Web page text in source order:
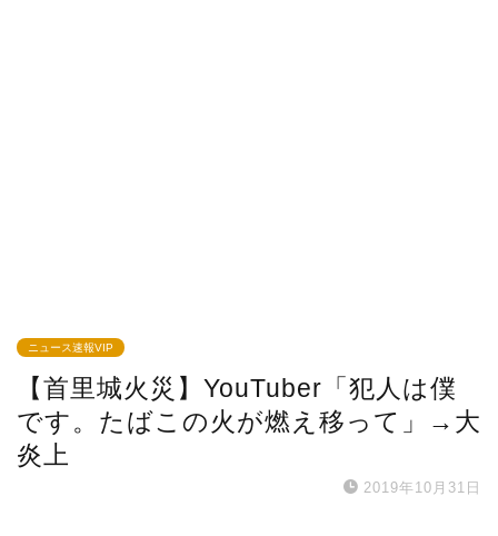
ニュース速報VIP
【首里城火災】YouTuber「犯人は僕
です。たばこの火が燃え移って」→大
炎上
2019年10月31日